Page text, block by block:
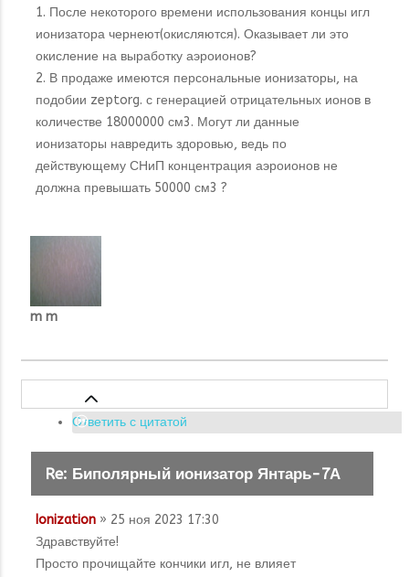
1. После некоторого времени использования концы игл
ионизатора чернеют(окисляются). Оказывает ли это
окисление на выработку аэроионов?
2. В продаже имеются персональные ионизаторы, на
подобии zeptorg. с генерацией отрицательных ионов в
количестве 18000000 см3. Могут ли данные
ионизаторы навредить здоровью, ведь по
действующему СНиП концентрация аэроионов не
должна превышать 50000 см3 ?
m m
Ответить с цитатой
Re: Биполярный ионизатор Янтарь-7А
Ionization » 25 ноя 2023 17:30
Здравствуйте!
Просто прочищайте кончики игл, не влияет